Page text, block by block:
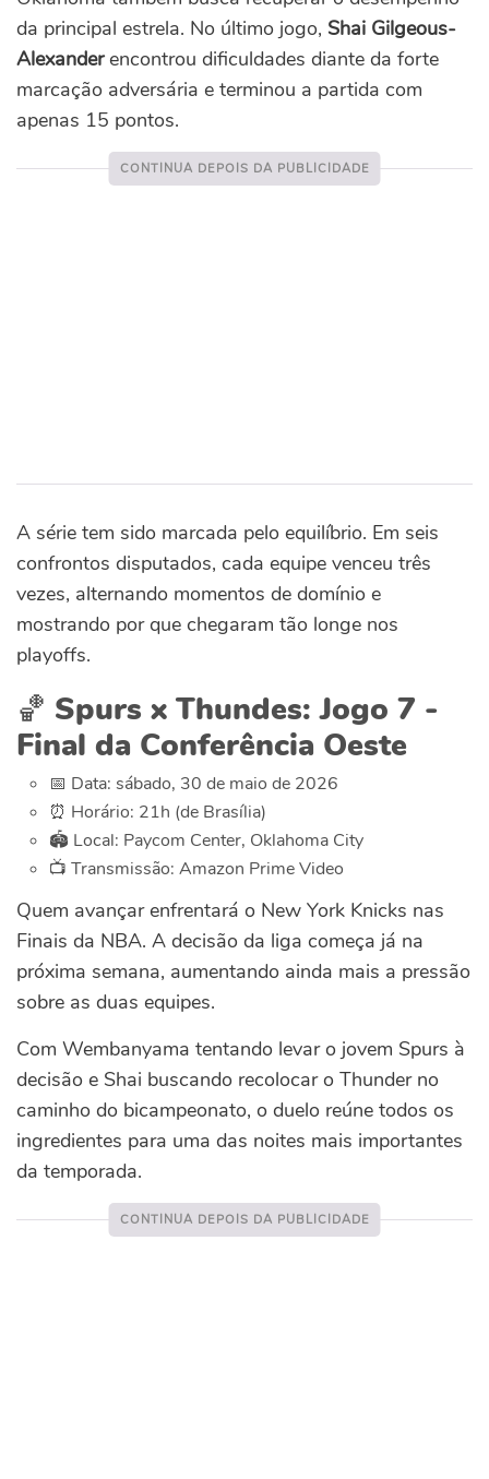
da principal estrela. No último jogo, Shai Gilgeous-
Alexanderencontrou dificuldades diante da forte
marcação adversária e terminou a partida com
apenas 15 pontos.
A série tem sido marcada pelo equilíbrio. Em seis
confrontos disputados, cada equipe venceu três
vezes, alternando momentos de domínio e
mostrando por que chegaram tão longe nos
playoffs.
🏀 Spurs x Thundes: Jogo 7 -
Final da Conferência Oeste
📅 Data: sábado, 30 de maio de 2026
⏰ Horário: 21h (de Brasília)
🏟️ Local: Paycom Center, Oklahoma City
📺 Transmissão: Amazon Prime Video
Quem avançar enfrentará o New York Knicks nas
Finais da NBA. A decisão da liga começa já na
próxima semana, aumentando ainda mais a pressão
sobre as duas equipes.
Com Wembanyama tentando levar o jovem Spurs à
decisão e Shai buscando recolocar o Thunder no
caminho do bicampeonato, o duelo reúne todos os
ingredientes para uma das noites mais importantes
da temporada.